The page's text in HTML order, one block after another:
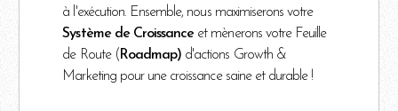
à l'exécution. Ensemble, nous maximiserons votre
Système de Croissance et mènerons votre Feuille
de Route ( Roadmap) d'actions Growth &
Marketing pour une croissance saine et durable !